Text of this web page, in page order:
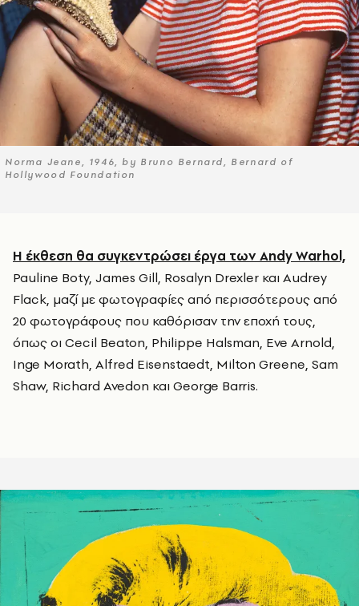
Norma Jeane, 1946, by Bruno Bernard, Bernard of
Hollywood Foundation
Η έκθεση θα συγκεντρώσει έργα των Andy Warhol,
Pauline Boty, James Gill, Rosalyn Drexler και Audrey
Flack, μαζί με φωτογραφίες από περισσότερους από
20 φωτογράφους που καθόρισαν την εποχή τους,
όπως οι Cecil Beaton, Philippe Halsman, Eve Arnold,
Inge Morath, Alfred Eisenstaedt, Milton Greene, Sam
Shaw, Richard Avedon και George Barris.